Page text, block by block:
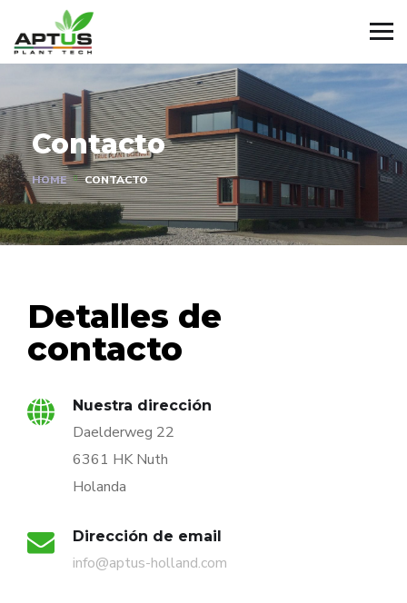
Contacto
HOME CONTACTO
Detalles de
contacto
Nuestra dirección
Daelderweg 22
6361 HK Nuth
Holanda
Dirección de email
info@aptus-holland.com